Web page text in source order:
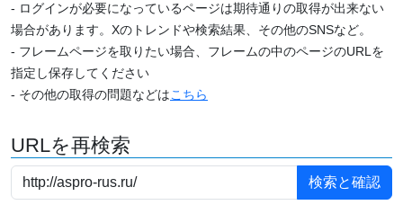
- ログインが必要になっているページは期待通りの取得が出来ない
場合があります。Xのトレンドや検索結果、その他のSNSなど。
- フレームページを取りたい場合、フレームの中のページのURLを
指定し保存してください
- その他の取得の問題などはこちら
URLを再検索